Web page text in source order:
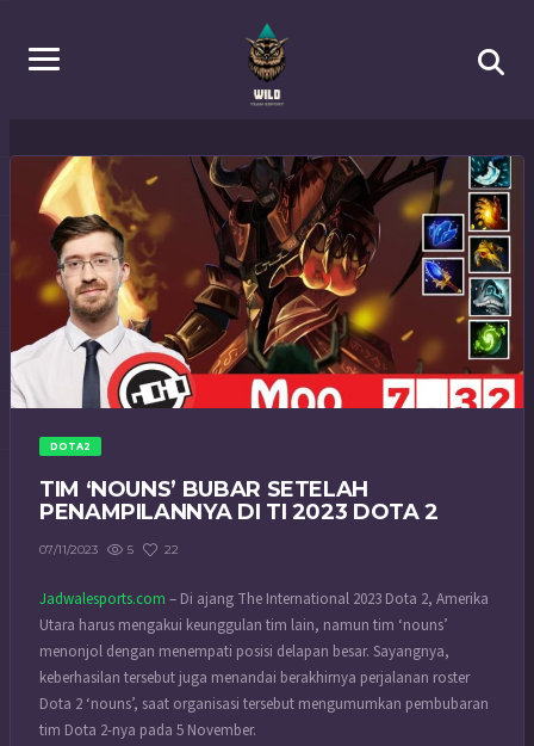
DOTA2
TIM ‘NOUNS’ BUBAR SETELAH
PENAMPILANNYA DI TI 2023 DOTA 2
07/11/2023 5 22
Jadwalesports.com – Di ajang The International 2023 Dota 2, Amerika
Utara harus mengakui keunggulan tim lain, namun tim ‘nouns’
menonjol dengan menempati posisi delapan besar. Sayangnya,
keberhasilan tersebut juga menandai berakhirnya perjalanan roster
Dota 2 ‘nouns’, saat organisasi tersebut mengumumkan pembubaran
tim Dota 2-nya pada 5 November.